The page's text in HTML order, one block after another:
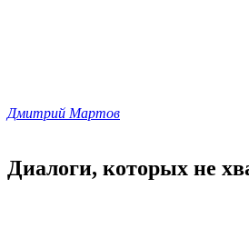
Дмитрий Мартов
Диалоги, которых не